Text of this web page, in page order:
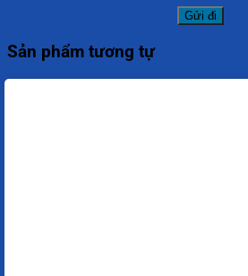
Sản phẩm tương tự